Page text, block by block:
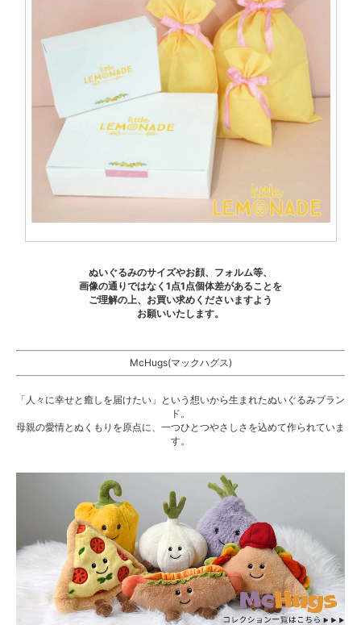
ぬいぐるみのサイズやお顔、フォルム等、
画像の通りではなく1点1点個体差があることを
ご理解の上、お買い求めくださいますよう
お願いいたします。
McHugs(マックハグス)
「人々に幸せと癒しを届けたい」という想いから生まれたぬいぐるみブラン
ド。
母親の愛情とぬくもりを原点に、一つひとつやさしさを込めて作られていま
す。